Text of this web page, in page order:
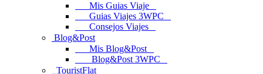
Mis Guias Viaje
Guias Viajes 3WPC
Consejos Viajes
Blog&Post
Mis Blog&Post
Blog&Post 3WPC
TouristFlat